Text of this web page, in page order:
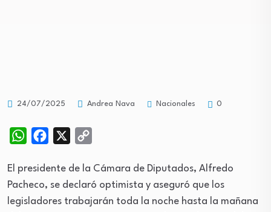
24/07/2025 Andrea Nava Nacionales 0
WhatsAppFacebook
El presidente de la Cámara de Diputados, Alfredo
Pacheco, se declaró optimista y aseguró que los
legisladores trabajarán toda la noche hasta la mañana